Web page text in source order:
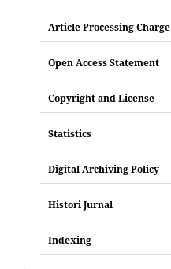
Article Processing Charge
Open Access Statement
Copyright and License
Statistics
Digital Archiving Policy
Histori Jurnal
Indexing